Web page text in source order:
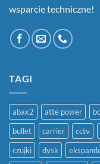
wsparcie techniczne!
TAGI
abax2 atte power
bullet
carrier cctv
czujki
dysk